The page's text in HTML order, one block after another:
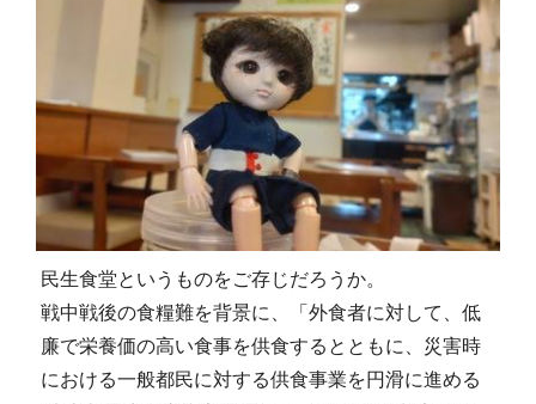
民生食堂というものをご存じだろうか。
戦中戦後の食糧難を背景に、「外食者に対して、低
廉で栄養価の高い食事を供食するとともに、災害時
における一般都民に対する供食事業を円滑に進める